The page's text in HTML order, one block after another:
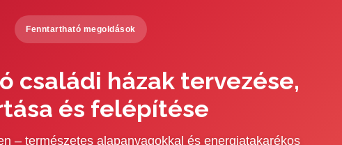
Fenntartható megoldások
családi házak tervezése,
és felépítése
– természetes alapanyagokkal és energiatakarékos